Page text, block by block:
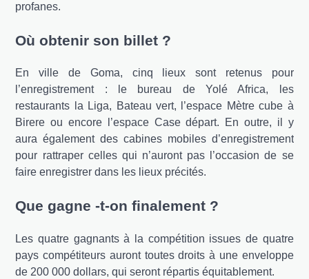
profanes.
Où obtenir son billet ?
En ville de Goma, cinq lieux sont retenus pour
l’enregistrement : le bureau de Yolé Africa, les
restaurants la Liga, Bateau vert, l’espace Mètre cube à
Birere ou encore l’espace Case départ. En outre, il y
aura également des cabines mobiles d’enregistrement
pour rattraper celles qui n’auront pas l’occasion de se
faire enregistrer dans les lieux précités.
Que gagne -t-on finalement ?
Les quatre gagnants à la compétition issues de quatre
pays compétiteurs auront toutes droits à une enveloppe
de 200 000 dollars, qui seront répartis équitablement.